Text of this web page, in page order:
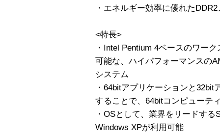
・エネルギー効率に優れた
<特長>
・Intel Pentium 4ベースのワー
可能な、ハイパフォーマンスの
システム
・64bitアプリケーションと
することで、64bitコンピューテ
・OSとして、業界をリードす
Windows XPが利用可能